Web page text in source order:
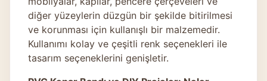
diğer yüzeylerin düzgün bir şekilde bitirilmesi
ve korunması için kullanışlı bir malzemedir.
Kullanımı kolay ve çeşitli renk seçenekleri ile
tasarım seçeneklerini genişletir.